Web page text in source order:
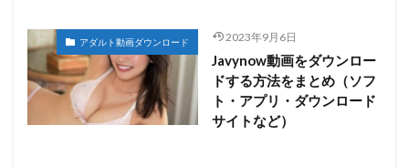
アダルト動画ダウンロード 2023年9月6日
Javynow動画をダウンロー
ドする方法をまとめ（ソフ
ト・アプリ・ダウンロード
サイトなど）